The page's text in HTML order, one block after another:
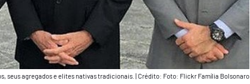
seus agregados e elites nativas tradicionais. Crédito: Foto: Flickr Família Bolsonaro